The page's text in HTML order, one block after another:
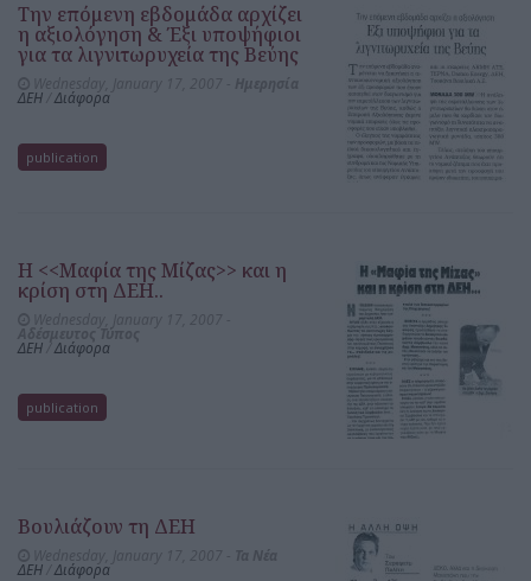
Την επόμενη εβδομάδα αρχίζει
η αξιολόγηση & Έξι υποψήφιοι
για τα λιγνιτωρυχεία της Βεύης
ΔΕΗ Διάφορα
publication
Η <<Μαφία της Μίζας>> και η
κρίση στη ΔΕΗ..
ΔΕΗ Διάφορα
publication
Βουλιάζουν τη ΔΕΗ
ΔΕΗ Διάφορα